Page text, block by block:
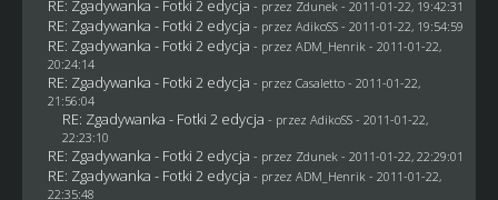
RE: Zgadywanka - Fotki 2 edycja - przez Zdunek - 2011-01-22, 19:42:31
RE: Zgadywanka - Fotki 2 edycja - przez AdikoSS - 2011-01-22, 19:54:59
RE: Zgadywanka - Fotki 2 edycja - przez ADM_Henrik - 2011-01-22,
20:24:14
RE: Zgadywanka - Fotki 2 edycja - przez Casaletto- 2011-01-22,
21:56:04
RE: Zgadywanka - Fotki 2 edycja - przez AdikoSS - 2011-01-22,
22:23:10
RE: Zgadywanka - Fotki 2 edycja - przez Zdunek - 2011-01-22, 22:29:01
RE: Zgadywanka - Fotki 2 edycja - przez ADM_Henrik - 2011-01-22,
22:35:48